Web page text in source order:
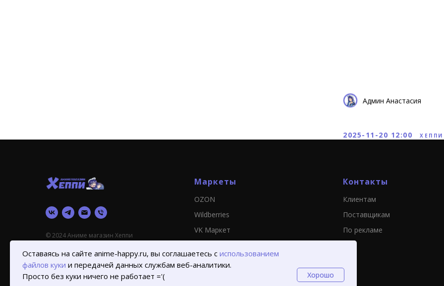
Админ Анастасия
2025-11-20 12:00
© 2024 Аниме магазин Хеппи
Маркеты
OZON
Wildberries
VK Маркет
Контакты
Клиентам
Поставщикам
По рекламе
Оставаясь на сайте anime-happy.ru, вы соглашаетесь с использованием
файлов куки и передачей данных службам веб-аналитики.
Просто без куки ничего не работает ='(
Хорошо